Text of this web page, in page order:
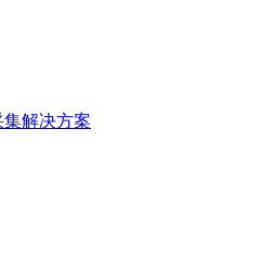
解决方案